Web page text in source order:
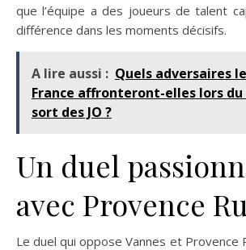
que l’équipe a des joueurs de talent
différence dans les moments décisifs.
A lire aussi : Quels adversaires
France affronteront-elles lors
sort des JO ?
Un duel
avec Provence
Le duel qui oppose Vannes et Provence